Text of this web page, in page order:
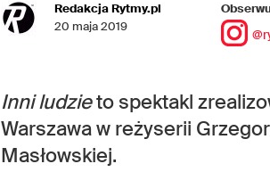
Redakcja Rytmy.pl
20 maja 2019
Inni ludzieto spektakl
Warszawa w reżyserii
Masłowskiej.